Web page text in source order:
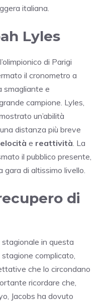
italiana.
Lyles
di Parigi
il cronometro a
smagliante e
campione. Lyles,
un’abilità
distanza più breve
e reattività . La
il pubblico presente,
di altissimo livello.
di
in questa
complicato,
che lo circondano
ricordare che,
Jacobs ha dovuto